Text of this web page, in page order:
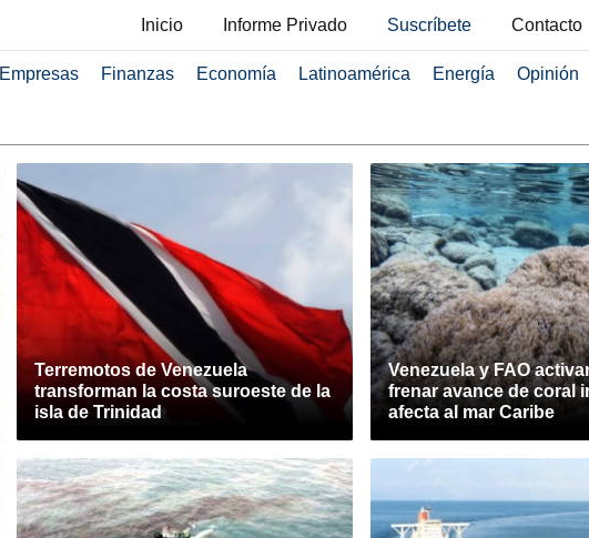
Inicio Informe Privado Suscríbete Contacto
Empresas Finanzas Economía Latinoamérica Energía Opinión
Terremotos de Venezuela
transforman la costa suroeste de la
isla de Trinidad
Venezuela y FAO
frenar avance de coral
afecta al mar Caribe